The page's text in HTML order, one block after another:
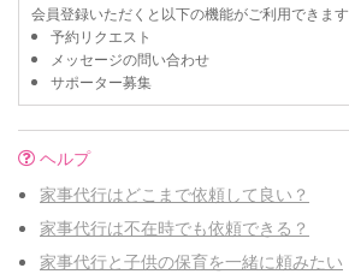
会員登録いただくと以下の機能がご利用できます
予約リクエスト
メッセージの問い合わせ
サポーター募集
ヘルプ
家事代行はどこまで依頼して良い？
家事代行は不在時でも依頼できる？
家事代行と子供の保育を一緒に頼みたい